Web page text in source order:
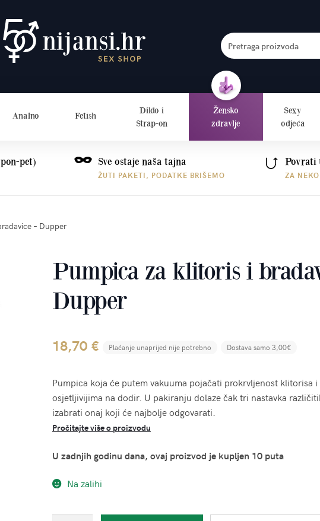
Pretraga proizvoda
Analno Fetish
Dildo i
Strap-on
Žensko
zdravlje
Sexy
odjeća
pet) Sve ostaje naša tajna
ŽUTI PAKETI, PODATKE BRIŠEMO
Povrati
ZA
– Dupper
Pumpica za klitoris i
Dupper
18,70 € Plaćanje unaprijed nije potrebno Dostava samo 3,00€
Pumpica koja će putem vakuuma pojačati prokrvljenost klitorisa
osjetljivijima na dodir. U pakiranju dolaze čak tri nastavka
izabrati onaj koji će najbolje odgovarati.
Pročitajte više o proizvodu
U zadnjih godinu dana, ovaj proizvod je kupljen 10 puta
Na zalihi